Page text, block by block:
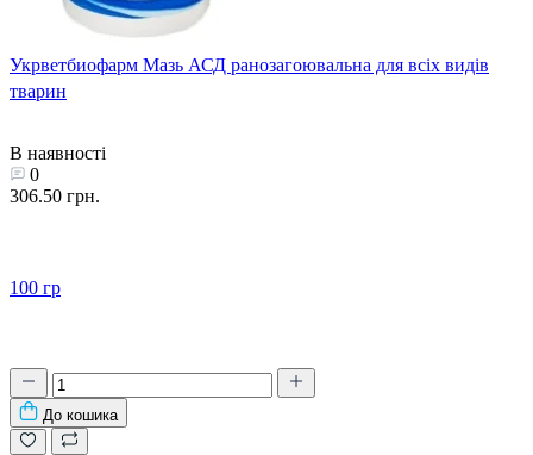
Укрветбиофарм Мазь АСД ранозагоювальна для всіх видів
тварин
В наявності
0
306.50 грн.
100 гр
До кошика